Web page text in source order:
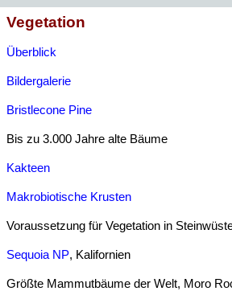
Vegetation
Überblick
Bildergalerie
Bristlecone Pine
Bis zu 3.000 Jahre alte Bäume
Kakteen
Makrobiotische Krusten
Voraussetzung für Vegetation in
Sequoia NP, Kalifornien
Größte Mammutbäume der Welt, Moro